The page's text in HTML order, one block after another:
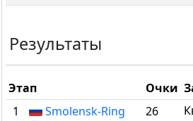
Результаты
Этап Очки
1
Smolensk-Ring 26